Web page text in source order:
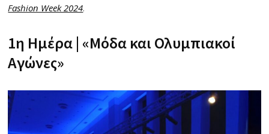
Fashion Week 2024.
1η Ημέρα | «Μόδα και Ολυμπιακοί
Αγώνες»